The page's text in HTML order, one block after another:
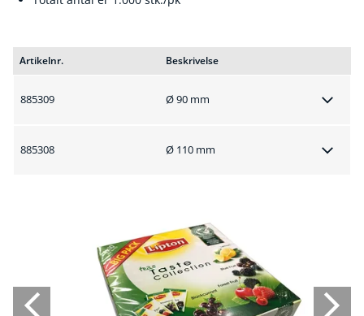
Artikelnr. Beskrivelse
885309 Ø 90 mm
885308 Ø 110 mm